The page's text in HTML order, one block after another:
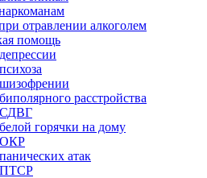
отравлении алкоголем
помощь
расстройства
СДВГ
горячки на дому
ОКР
атак
ПТСР